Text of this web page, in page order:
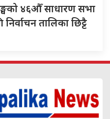
४६औँ साधारण सभा
तालिका छिट्टै